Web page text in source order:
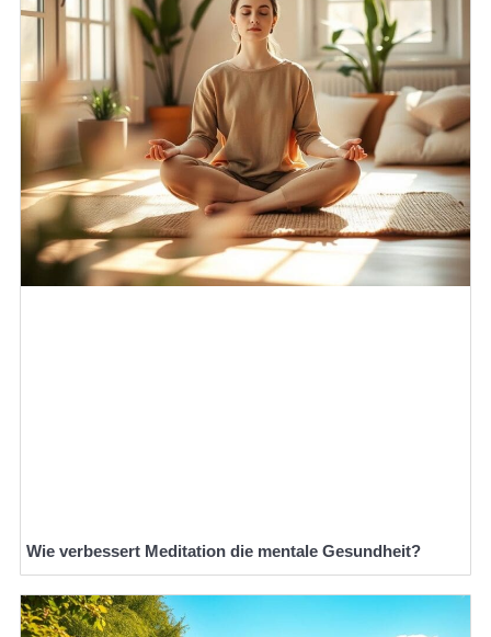
Wie verbessert Meditation die mentale Gesundheit?